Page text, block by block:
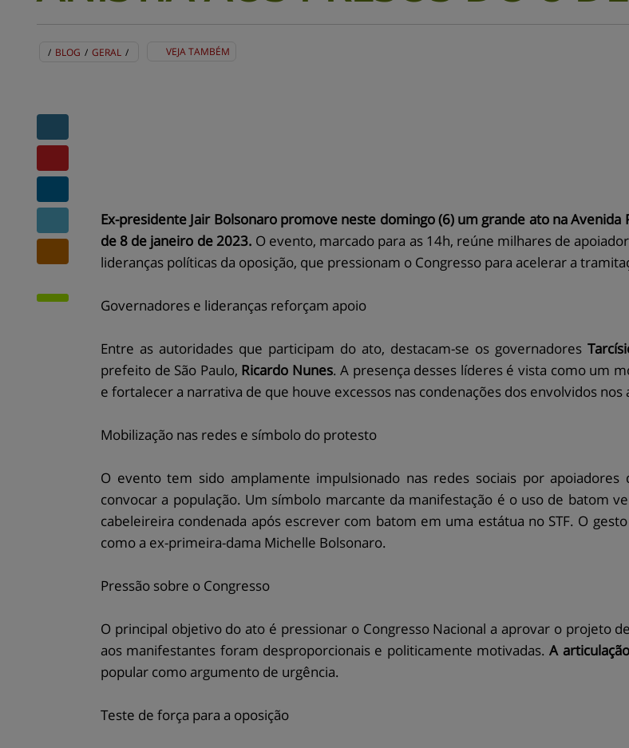
/ BLOG / GERAL / VEJA TAMBÉM
Ex-presidente Jair Bolsonaro promove neste domingo (6) um grande ato na
de 8 de janeiro de 2023. O evento, marcado para as 14h, reúne milhares de
lideranças políticas da oposição, que pressionam o Congresso para acelerar a
Governadores e lideranças reforçam apoio
Entre as autoridades que participam do ato, destacam-se os governadores
prefeito de São Paulo, Ricardo Nunes. A presença desses líderes é vista como um
e fortalecer a narrativa de que houve excessos nas condenações dos envolvidos nos
Mobilização nas redes e símbolo do protesto
O evento tem sido amplamente impulsionado nas redes sociais por
convocar a população. Um símbolo marcante da manifestação é o uso de batom
cabeleireira condenada após escrever com batom em uma estátua no STF. O
como a ex-primeira-dama Michelle Bolsonaro.
Pressão sobre o Congresso
O principal objetivo do ato é pressionar o Congresso Nacional a aprovar o projeto
aos manifestantes foram desproporcionais e politicamente motivadas.A
popular como argumento de urgência.
Teste de força para a oposição